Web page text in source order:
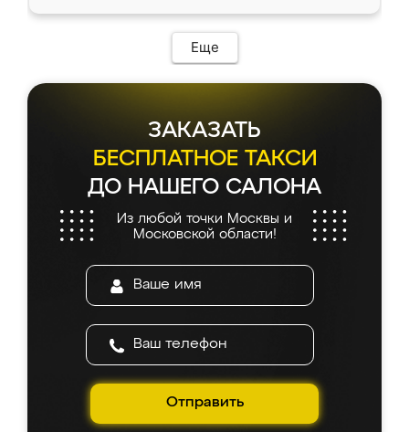
мебель сразу встала на свое место без
каких-либо доработок. Качеством осталась
довольна, все выглядит так, как и ожидала.
Еще
ЗАКАЗАТЬ
БЕСПЛАТНОЕ ТАКСИ
ДО НАШЕГО САЛОНА
Из любой точки Москвы и
Московской области!
Отправить